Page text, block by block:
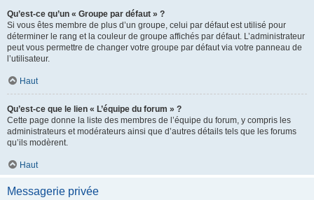
Qu’est-ce qu’un « Groupe par défaut » ?
Si vous êtes membre de plus d’un groupe, celui par défaut est utilisé pour
déterminer le rang et la couleur de groupe affichés par défaut. L’administrateur
peut vous permettre de changer votre groupe par défaut via votre panneau de
l’utilisateur.
Haut
Qu’est-ce que le lien « L’équipe du forum » ?
Cette page donne la liste des membres de l’équipe du forum, y compris les
administrateurs et modérateurs ainsi que d’autres détails tels que les forums
qu’ils modèrent.
Haut
Messagerie privée